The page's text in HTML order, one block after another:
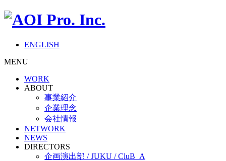
ENGLISH
MENU
WORK
ABOUT
事業紹介
企業理念
会社情報
NETWORK
NEWS
DIRECTORS
企画演出部 / JUKU / CluB_A